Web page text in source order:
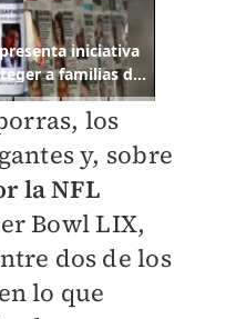
los
y, sobre
la NFL
Bowl LIX,
dos de los
lo que